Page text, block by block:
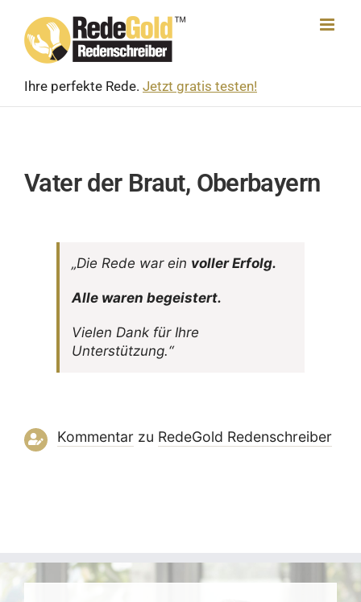
content
Ihre perfekte Rede. Jetzt gratis testen!
Vater der Braut, Oberbayern
„Die Rede war ein voller Erfolg.
Alle waren begeistert.
Vielen Dank für Ihre
Unterstützung.“
Kommentarzu RedeGold Reden­schreiber